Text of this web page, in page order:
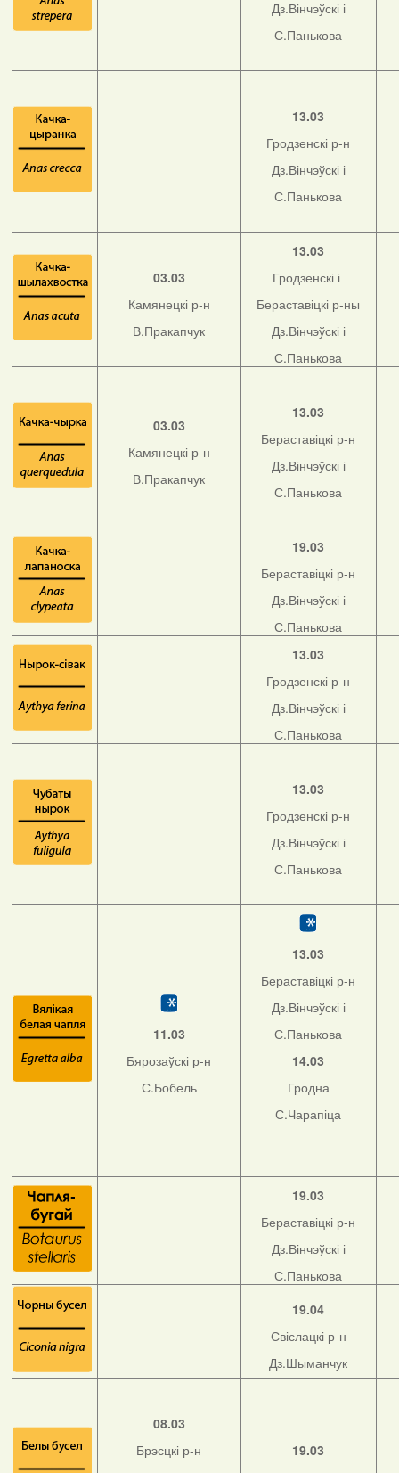
Дз.Вінчэўскі і
С.Панькова
13.03
Гродзенскі р-н
Дз.Вінчэўскі і
С.Панькова
03.03
Камянецкі р-н
В.Пракапчук
13.03
Гродзенскі і
Бераставіцкі р-ны
Дз.Вінчэўскі і
С.Панькова
03.03
Камянецкі р-н
В.Пракапчук
13.03
Бераставіцкі р-н
Дз.Вінчэўскі і
С.Панькова
19.03
Бераставіцкі р-н
Дз.Вінчэўскі і
С.Панькова
13.03
Гродзенскі р-н
Дз.Вінчэўскі і
С.Панькова
13.03
Гродзенскі р-н
Дз.Вінчэўскі і
С.Панькова
11.03
Бярозаўскі р-н
С.Бобель
13.03
Бераставіцкі р-н
Дз.Вінчэўскі і
С.Панькова
14.03
Гродна
С.Чарапіца
19.03
Бераставіцкі р-н
Дз.Вінчэўскі і
С.Панькова
19.04
Свіслацкі р-н
Дз.Шыманчук
08.03
Брэсцкі р-н
19.03